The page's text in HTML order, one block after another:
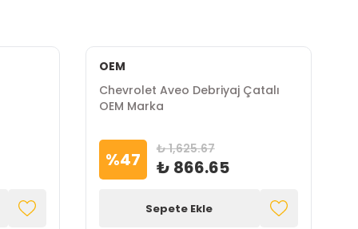
OEM
Chevrolet Aveo Debriyaj Çatalı
OEM Marka
%47 ₺ 1,625.67
₺ 866.65
Sepete Ekle